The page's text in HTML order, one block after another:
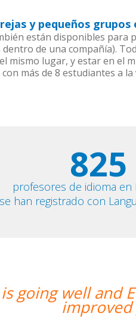
y pequeños
están disponibles para
de una compañía).
mismo lugar, y estar en el
más de 8 estudiantes a
825
profesores de idioma en
se han registrado con
my teacher,
I'm really